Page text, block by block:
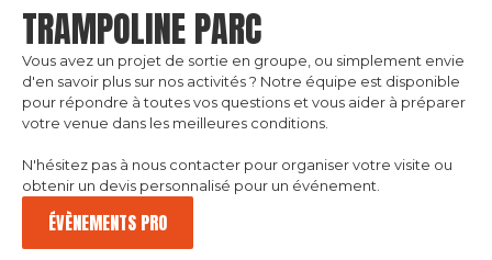
TRAMPOLINE PARC
Vous avez un projet de sortie en groupe, ou simplement envie
d'en savoir plus sur nos activités ? Notre équipe est disponible
pour répondre à toutes vos questions et vous aider à préparer
votre venue dans les meilleures conditions.
N'hésitez pas à nous contacter pour organiser votre visite ou
obtenir un devis personnalisé pour un événement.
ÉVÈNEMENTS PRO